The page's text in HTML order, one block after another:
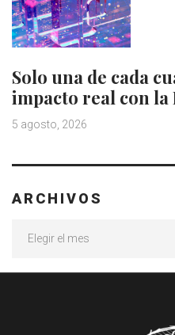
Solo una de cada
impacto real con la
5 agosto, 2026
ARCHIVOS